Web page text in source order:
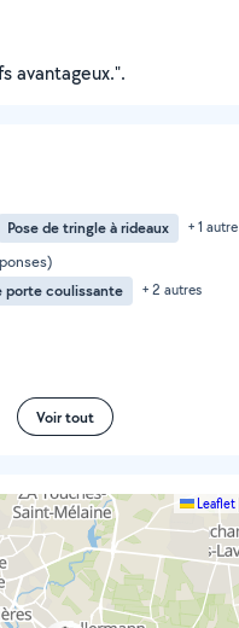
avantageux.".
Pose de tringle à rideaux + 1 autre
porte coulissante + 2 autres
Voir tout
Leaflet